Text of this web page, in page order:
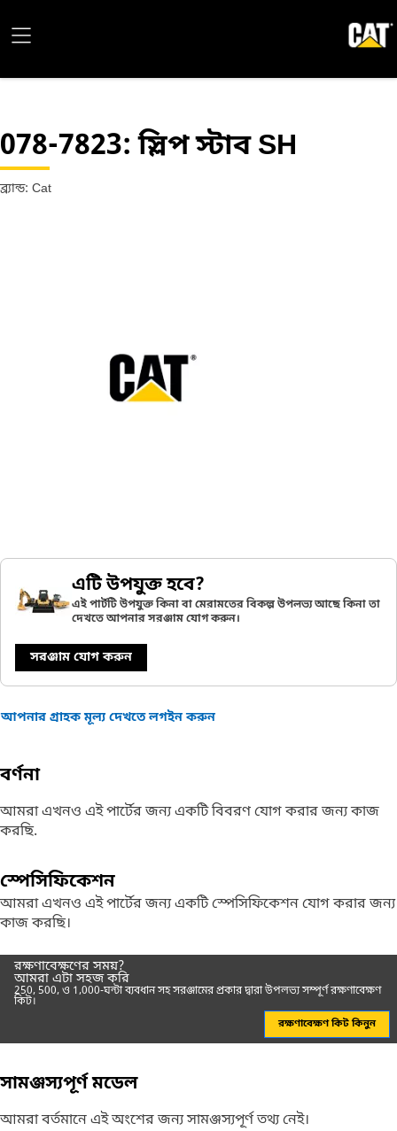
078-7823: স্লিপ স্টাব SH
ব্র্যান্ড: Cat
এটি উপযুক্ত হবে?
এই পার্টটি উপযুক্ত কিনা বা মেরামতের বিকল্প উপলভ্য আছে কিনা তা
দেখতে আপনার সরঞ্জাম যোগ করুন।
সরঞ্জাম যোগ করুন
আপনার গ্রাহক মূল্য দেখতে লগইন করুন
বর্ণনা
আমরা এখনও এই পার্টের জন্য একটি বিবরণ যোগ করার জন্য কাজ
করছি.
স্পেসিফিকেশন
আমরা এখনও এই পার্টের জন্য একটি স্পেসিফিকেশন যোগ করার জন্য
কাজ করছি।
রক্ষণাবেক্ষণের সময়?
আমরা এটা সহজ করি
250, 500, ও 1,000-ঘন্টা ব্যবধান সহ সরঞ্জামের প্রকার দ্বারা উপলভ্য সম্পূর্ণ রক্ষণাবেক্ষণ
কিট।
রক্ষণাবেক্ষণ কিট কিনুন
সামঞ্জস্যপূর্ণ মডেল
আমরা বর্তমানে এই অংশের জন্য সামঞ্জস্যপূর্ণ তথ্য নেই।